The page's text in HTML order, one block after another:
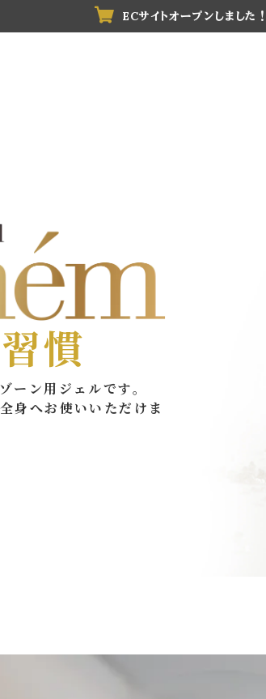
ECサイトオープンしました！
慣
ーン用ジェルです。
身へお使いいただけま